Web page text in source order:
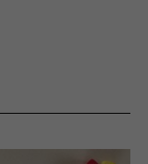
in der Mechanischen Arena
von Becker